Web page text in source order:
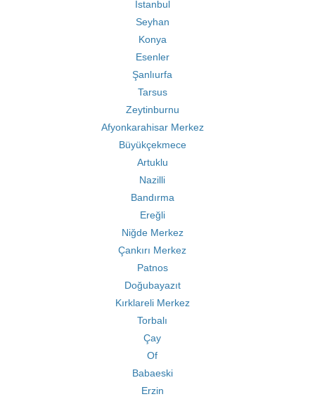
İstanbul
Seyhan
Konya
Esenler
Şanlıurfa
Tarsus
Zeytinburnu
Afyonkarahisar Merkez
Büyükçekmece
Artuklu
Nazilli
Bandırma
Ereğli
Niğde Merkez
Çankırı Merkez
Patnos
Doğubayazıt
Kırklareli Merkez
Torbalı
Çay
Of
Babaeski
Erzin